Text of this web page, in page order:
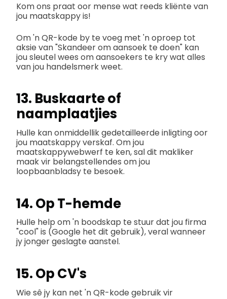
Kom ons praat oor mense wat reeds kliënte van
jou maatskappy is!
Om 'n QR-kode by te voeg met 'n oproep tot
aksie van "Skandeer om aansoek te doen" kan
jou sleutel wees om aansoekers te kry wat alles
van jou handelsmerk weet.
13. Buskaarte of
naamplaatjies
Hulle kan onmiddellik gedetailleerde inligting oor
jou maatskappy verskaf. Om jou
maatskappywebwerf te ken, sal dit makliker
maak vir belangstellendes om jou
loopbaanbladsy te besoek.
14. Op T-hemde
Hulle help om 'n boodskap te stuur dat jou firma
"cool" is (Google het dit gebruik), veral wanneer
jy jonger geslagte aanstel.
15. Op CV's
Wie sê jy kan net 'n QR-kode gebruik vir